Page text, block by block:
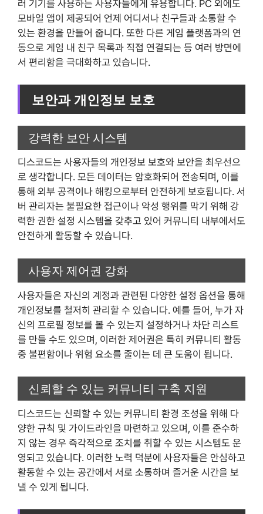
러 기기를 사용하는 사용자들에게 유용합니다. PC 외에도
모바일 앱이 제공되어 언제 어디서나 친구들과 소통할 수
있는 환경을 만들어 줍니다. 또한 다른 게임 플랫폼과의 연
동으로 게임 내 친구 목록과 직접 연결되는 등 여러 방면에
서 편리함을 극대화하고 있습니다.
보안과 개인정보 보호
강력한 보안 시스템
디스코드는 사용자들의 개인정보 보호와 보안을 최우선으
로 생각합니다. 모든 데이터는 암호화되어 전송되며, 이를
통해 외부 공격이나 해킹으로부터 안전하게 보호됩니다. 서
버 관리자는 불필요한 접근이나 악성 행위를 막기 위해 강
력한 권한 설정 시스템을 갖추고 있어 커뮤니티 내부에서도
안전하게 활동할 수 있습니다.
사용자 제어권 강화
사용자들은 자신의 계정과 관련된 다양한 설정 옵션을 통해
개인정보를 철저히 관리할 수 있습니다. 예를 들어, 누가 자
신의 프로필 정보를 볼 수 있는지 설정하거나 차단 리스트
를 만들 수도 있으며, 이러한 제어권은 특히 커뮤니티 활동
중 불편함이나 위험 요소를 줄이는 데 큰 도움이 됩니다.
신뢰할 수 있는 커뮤니티 구축 지원
디스코드는 신뢰할 수 있는 커뮤니티 환경 조성을 위해 다
양한 규칙 및 가이드라인을 마련하고 있으며, 이를 준수하
지 않는 경우 즉각적으로 조치를 취할 수 있는 시스템도 운
영되고 있습니다. 이러한 노력 덕분에 사용자들은 안심하고
활동할 수 있는 공간에서 서로 소통하며 즐거운 시간을 보
낼 수 있게 됩니다.